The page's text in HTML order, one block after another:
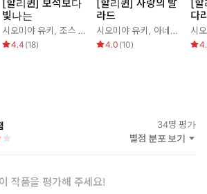
[할리퀸] 보석보다
빛나는
시오미야 유키, 조스 우드
4.4 (18)
[할리퀸] 사랑의 발
라드
시오미야 유키, 아네트 브로드릭
4.0 (10)
[할
다
시
34명 평가
별점 분포 보기
이 작품을 평가해 주세요!